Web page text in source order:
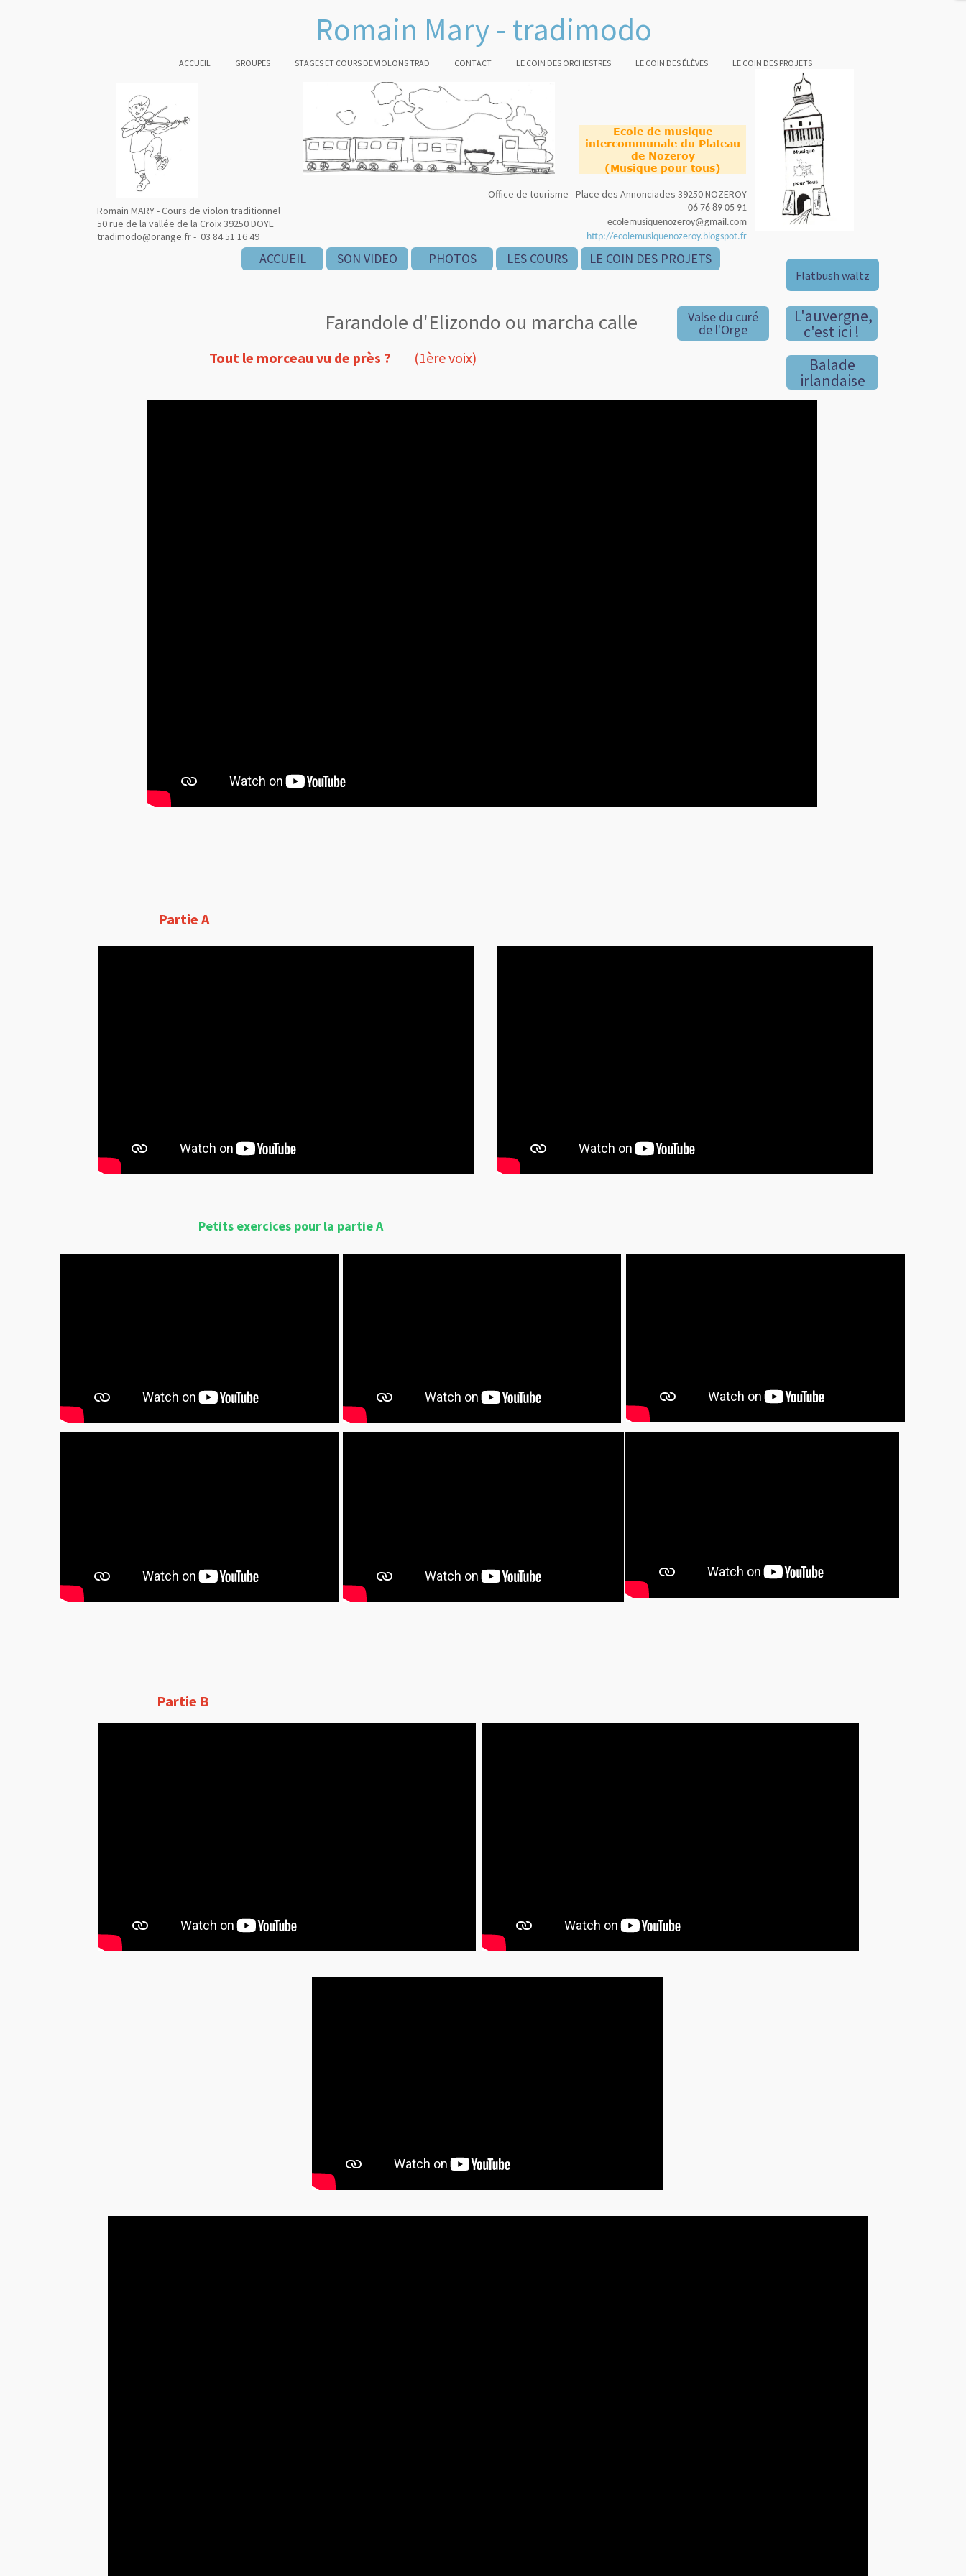
Romain Mary - tradimodo
ACCUEIL GROUPES STAGES ET COURS DE VIOLONS TRAD CONTACT LE COIN DES ORCHESTRES LE COIN DES ÉLÈVES LE COIN DES PROJETS
Ecole de musique
intercommunale du Plateau
de Nozeroy
(Musique pour tous)
Office de tourisme - Place des Annonciades 39250 NOZEROY
06 76 89 05 91
ecolemusiquenozeroy@gmail.com
http://ecolemusiquenozeroy.blogspot.fr
Romain MARY - Cours de violon traditionnel
50 rue de la vallée de la Croix 39250 DOYE
tradimodo@orange.fr - 03 84 51 16 49
ACCUEIL SON VIDEO LES COURS
PHOTOS LE COIN DES PROJETS
Flatbush waltz
Farandole d'Elizondo ou marcha calle L'auvergne,
c'est ici !
Valse du curé
de l'Orge
Tout le morceau vu de près ? (1ère voix) Balade
irlandaise
Partie A
Petits exercices pour la partie A
Partie B